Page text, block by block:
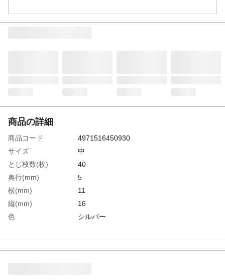
商品の詳細
商品コード
4971516450930
サイズ
中
とじ枚数(枚)
40
奥行(mm)
5
横(mm)
11
縦(mm)
16
色
シルバー
生産国
日本